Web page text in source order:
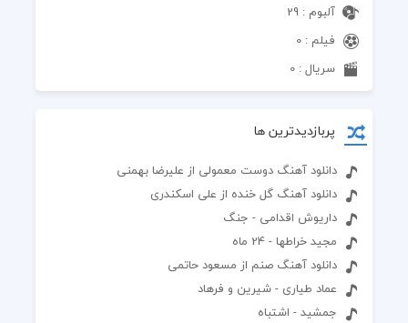
آلبوم : 29
فیلم : 0
سریال : 0
پربازدیدترین ها
دانلود آهنگ دوست معمولی از علیرضا بهمنی
دانلود آهنگ گل خنده از علی اسکندری
داریوش اقدامی - جنگ
مجید خراطها - 24 ماه
دانلود آهنگ صنم از مسعود حاتمی
عماد طیاری - شیرین و فرهاد
جمشید - اشتباه